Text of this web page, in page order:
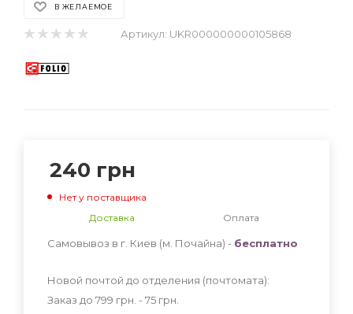
В ЖЕЛАЕМОЕ
Артикул: UKR000000000105868
240 грн
Нет у поставщика
Доставка
Оплата
Самовывоз в г. Киев (м. Почайна) - бесплатно
Новой почтой до отделения (почтомата):
Заказ до 799 грн. - 75 грн